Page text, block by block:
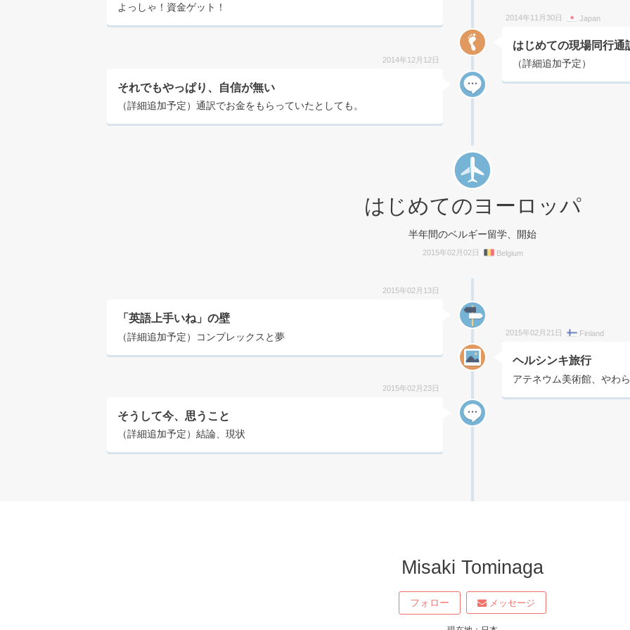
よっしゃ！資金ゲット！
はじめての現場同行通
（詳細追加予定）
2014年11月30日 Japan
それでもやっぱり、自信が無い
（詳細追加予定）通訳でお金をもらっていたとしても。
2014年12月12日
はじめてのヨーロッパ
半年間のベルギー留学、開始
2015年02月02日 Belgium
「英語上手いね」の壁
（詳細追加予定）コンプレックスと夢
2015年02月13日
ヘルシンキ旅行
アテネウム美術館、やわ
2015年02月21日 Finland
そうして今、思うこと
（詳細追加予定）結論、現状
2015年02月23日
Misaki Tominaga
フォロー メッセージ